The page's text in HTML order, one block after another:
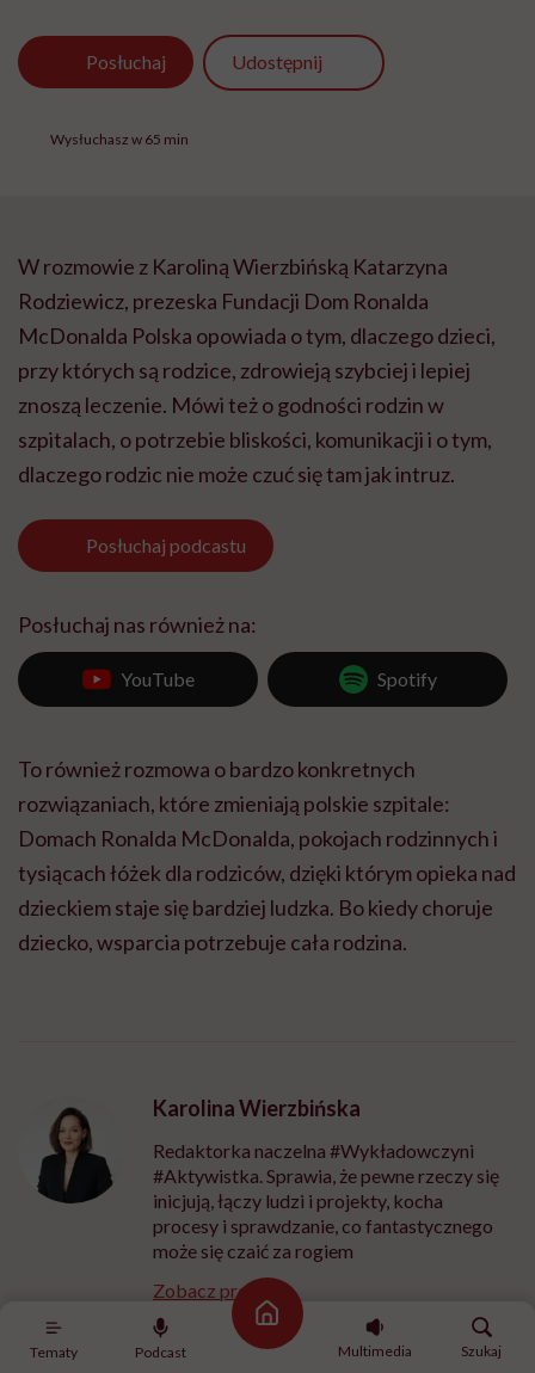
Tematy Podcast
Strona główna
Multimedia
Szukaj
Posłuchaj Udostępnij
Wysłuchasz w 65 min
W rozmowie z Karoliną Wierzbińską Katarzyna
Rodziewicz, prezeska Fundacji Dom Ronalda
McDonalda Polska opowiada o tym, dlaczego dzieci,
przy których są rodzice, zdrowieją szybciej i lepiej
znoszą leczenie. Mówi też o godności rodzin w
szpitalach, o potrzebie bliskości, komunikacji i o tym,
dlaczego rodzic nie może czuć się tam jak intruz.
Posłuchaj podcastu
Posłuchaj nas również na:
YouTube Spotify
To również rozmowa o bardzo konkretnych
rozwiązaniach, które zmieniają polskie szpitale:
Domach Ronalda McDonalda, pokojach rodzinnych i
tysiącach łóżek dla rodziców, dzięki którym opieka nad
dzieckiem staje się bardziej ludzka. Bo kiedy choruje
dziecko, wsparcia potrzebuje cała rodzina.
Karolina Wierzbińska
Redaktorka naczelna #Wykładowczyni
#Aktywistka. Sprawia, że pewne rzeczy się
inicjują, łączy ludzi i projekty, kocha
procesy i sprawdzanie, co fantastycznego
może się czaić za rogiem
Zobacz profil